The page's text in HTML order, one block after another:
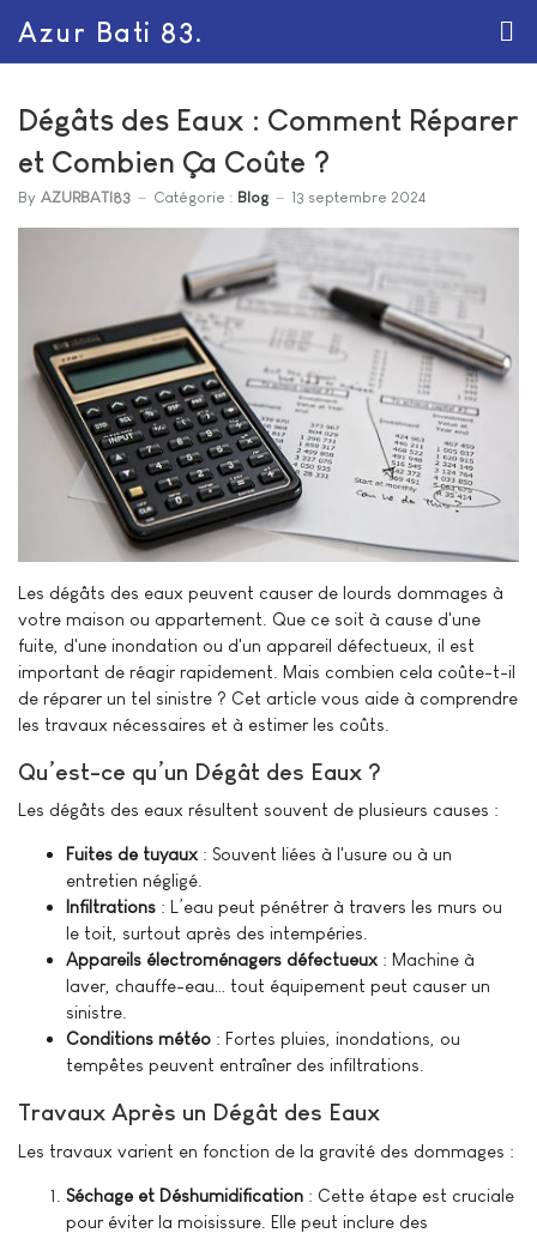
Azur Bati 83.
Dégâts des Eaux : Comment Réparer
et Combien Ça Coûte ?
By AZURBATI83 Catégorie : Blog 13 septembre 2024
Les dégâts des eaux peuvent causer de lourds dommages à
votre maison ou appartement. Que ce soit à cause d'une
fuite, d'une inondation ou d'un appareil défectueux, il est
important de réagir rapidement. Mais combien cela coûte-t-il
de réparer un tel sinistre ? Cet article vous aide à comprendre
les travaux nécessaires et à estimer les coûts.
Qu’est-ce qu’un Dégât des Eaux ?
Les dégâts des eaux résultent souvent de plusieurs causes :
Fuites de tuyaux : Souvent liées à l'usure ou à un
entretien négligé.
Infiltrations : L’eau peut pénétrer à travers les murs ou
le toit, surtout après des intempéries.
Appareils électroménagers défectueux : Machine à
laver, chauffe-eau… tout équipement peut causer un
sinistre.
Conditions météo : Fortes pluies, inondations, ou
tempêtes peuvent entraîner des infiltrations.
Travaux Après un Dégât des Eaux
Les travaux varient en fonction de la gravité des dommages :
Séchage et Déshumidification : Cette étape est cruciale
pour éviter la moisissure. Elle peut inclure des